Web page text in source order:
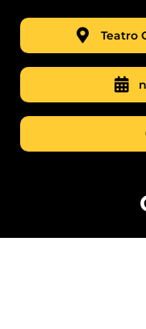
Teatro